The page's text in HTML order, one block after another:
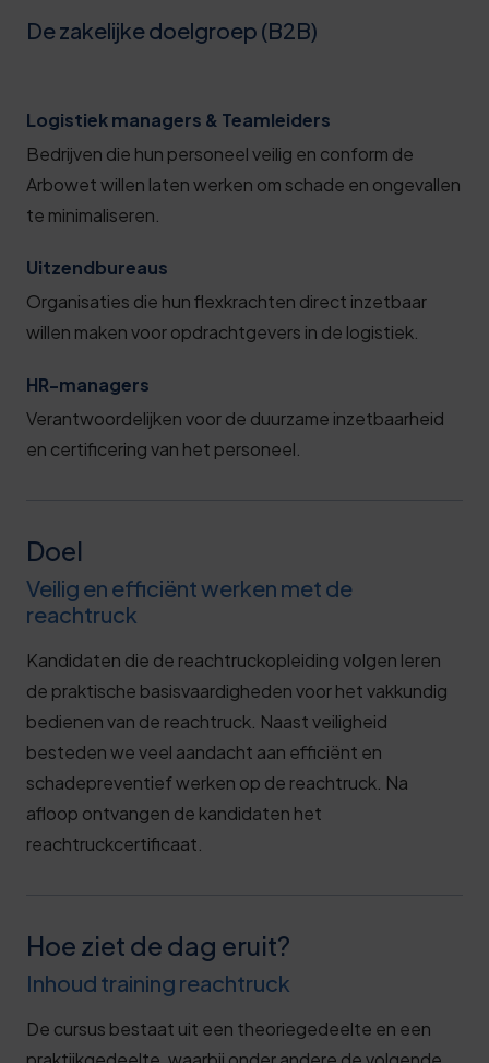
De zakelijke doelgroep (B2B)
Logistiek managers & Teamleiders
Bedrijven die hun personeel veilig en conform de
Arbowet willen laten werken om schade en ongevallen
te minimaliseren.
Uitzendbureaus
Organisaties die hun flexkrachten direct inzetbaar
willen maken voor opdrachtgevers in de logistiek.
HR-managers
Verantwoordelijken voor de duurzame inzetbaarheid
en certificering van het personeel.
Doel
Veilig en efficiënt werken met de
reachtruck
Kandidaten die de reachtruckopleiding volgen leren
de praktische basisvaardigheden voor het vakkundig
bedienen van de reachtruck. Naast veiligheid
besteden we veel aandacht aan efficiënt en
schadepreventief werken op de reachtruck. Na
afloop ontvangen de kandidaten het
reachtruckcertificaat.
Hoe ziet de dag eruit?
Inhoud training reachtruck
De cursus bestaat uit een theoriegedeelte en een